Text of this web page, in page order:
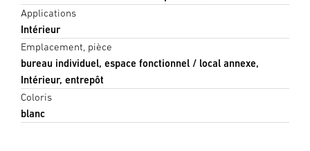
Applications
Intérieur
Emplacement, pièce
bureau individuel, espace fonctionnel / local annexe,
Intérieur, entrepôt
Coloris
blanc